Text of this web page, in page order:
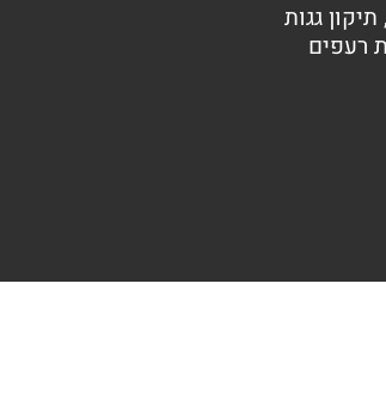
, תיקון גגות
רעפים